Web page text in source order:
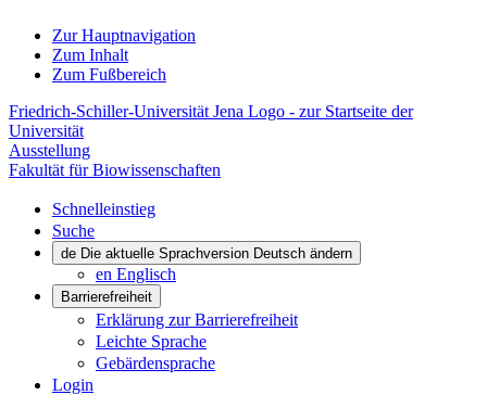
Zur Hauptnavigation
Zum Inhalt
Zum Fußbereich
Friedrich-Schiller-Universität Jena Logo - zur Startseite der
Universität
Ausstellung
Fakultät für Biowissenschaften
Schnelleinstieg
Suche
de Die aktuelle Sprachversion Deutsch ändern
en Englisch
Barrierefreiheit
Erklärung zur Barrierefreiheit
Leichte Sprache
Gebärdensprache
Login